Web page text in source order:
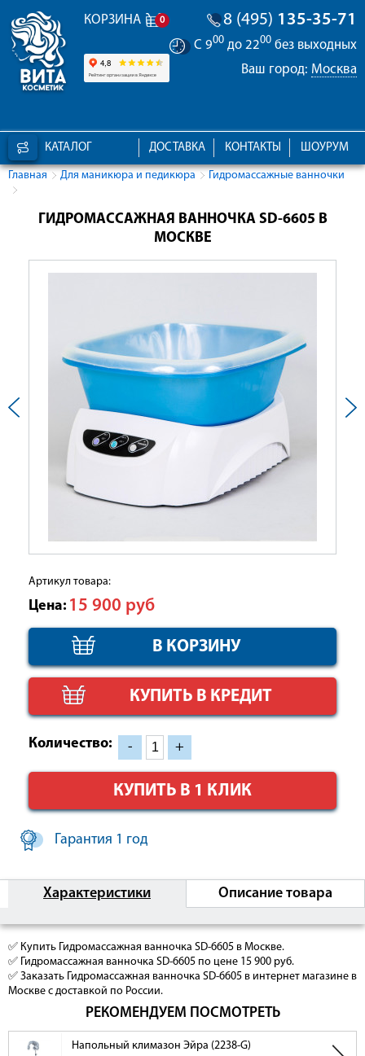
КОРЗИНА 0 8 (495) 135-35-71
С 900 до 2200 без выходных
Ваш город: Москва
КАТАЛОГ ШОУРУМ
КОНТАКТЫ
ДОСТАВКА
Главная Для маникюра и педикюра Гидромассажные ванночки
ГИДРОМАССАЖНАЯ ВАННОЧКА SD-6605 В
МОСКВЕ
Артикул товара:
Цена: 15 900 руб
КУПИТЬ В КРЕДИТ
Количество: - +
КУПИТЬ В 1 КЛИК
Гарантия 1 год
Характеристики Описание товара
✅ Купить Гидромассажная ванночка SD-6605 в Москве.
✅ Гидромассажная ванночка SD-6605 по цене 15 900 руб.
✅ Заказать Гидромассажная ванночка SD-6605 в интернет магазине в
Москве с доставкой по России.
РЕКОМЕНДУЕМ ПОСМОТРЕТЬ
Напольный климазон Эйра (2238-G)